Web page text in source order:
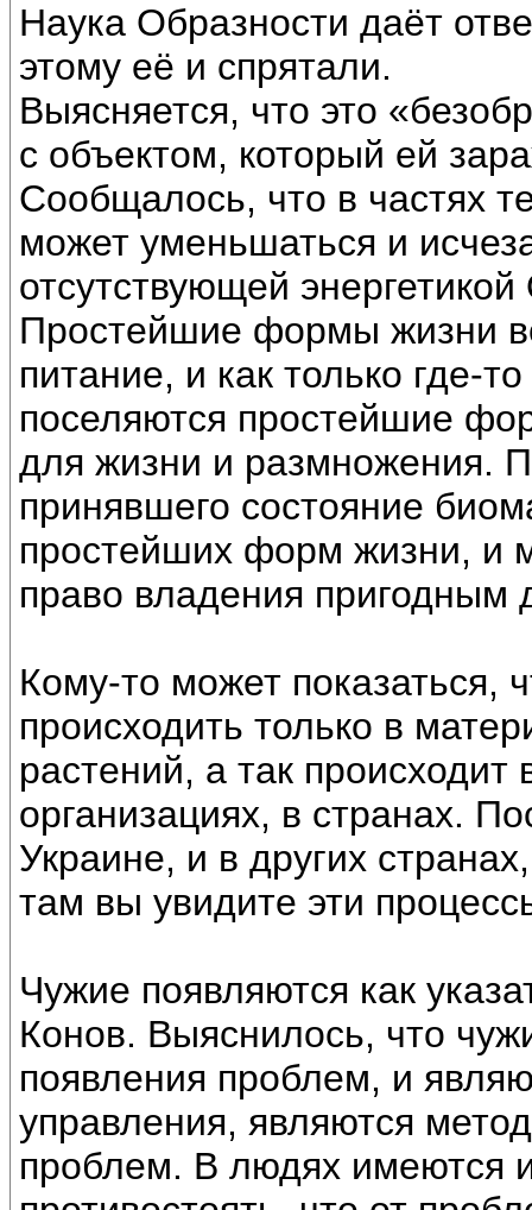
Наука Образности даёт
этому её и спрятали.
Выясняется, что это
с объектом, который ей
Сообщалось, что в частях
может уменьшаться и
отсутствующей
Простейшие формы жизни
питание, и как только где-
поселяются простейшие
для жизни и размножения.
принявшего состояние
простейших форм жизни, и
право владения пригодным
Кому-то может показаться,
происходить только в
растений, а так происходит
организациях, в странах.
Украине, и в других
там вы увидите эти
Чужие появляются как
Конов. Выяснилось, что
появления проблем, и
управления, являются
проблем. В людях имеются